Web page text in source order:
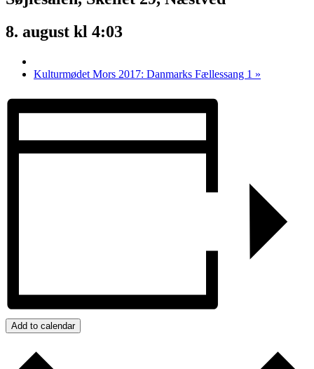
8. august kl 4:03
Kulturmødet Mors 2017: Danmarks Fællessang 1 »
Add to calendar